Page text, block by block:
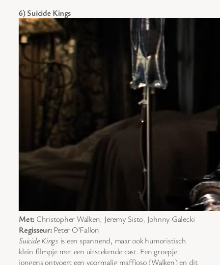
6) Suicide Kings
Met: Christopher Walken, Jeremy Sisto, Johnny Galecki
Regisseur:Peter O’Fallon
Suicide Kings is een spannend, maar ook humoristisch
klein filmpje met een uitstekende cast. Een groepje
jongens ontvoert een voormalig maffioso (Walken) en dit